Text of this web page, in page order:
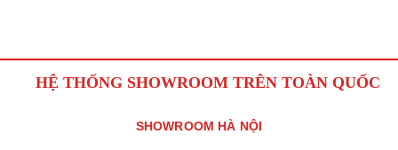
HỆ THỐNG SHOWROOM TRÊN TOÀN QUỐC
SHOWROOM HÀ NỘI